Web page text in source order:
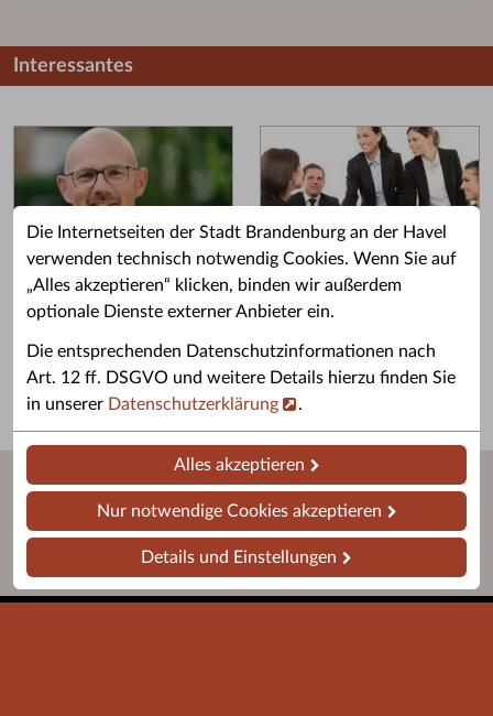
Die Internetseiten der Stadt Brandenburg an der Havel
verwenden technisch notwendig Cookies. Wenn Sie auf
„Alles akzeptieren“ klicken, binden wir außerdem
optionale Dienste externer Anbieter ein.
Die entsprechenden Datenschutzinformationen nach
Art. 12 ff. DSGVO und weitere Details hierzu finden Sie
in unserer Datenschutzerklärung .
Alles akzeptieren
Nur notwendige Cookies akzeptieren
Details und Einstellungen
Interessantes
Grußwort des OB